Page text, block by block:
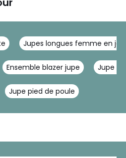
Jupes longues femme en
Ensemble blazer jupe Jupe
Jupe pied de poule